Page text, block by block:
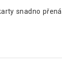
snadno